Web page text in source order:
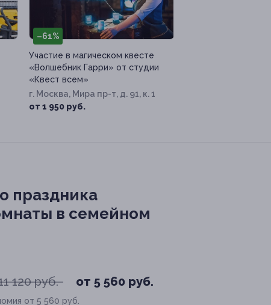
–61%
Участие в магическом квесте
«Волшебник Гарри» от студии
«Квест всем»
г. Москва, Мира пр-т, д. 91, к. 1
от 1 950 руб.
праздника
в семейном
120 руб. от 5 560 руб.
от 5 560 руб.